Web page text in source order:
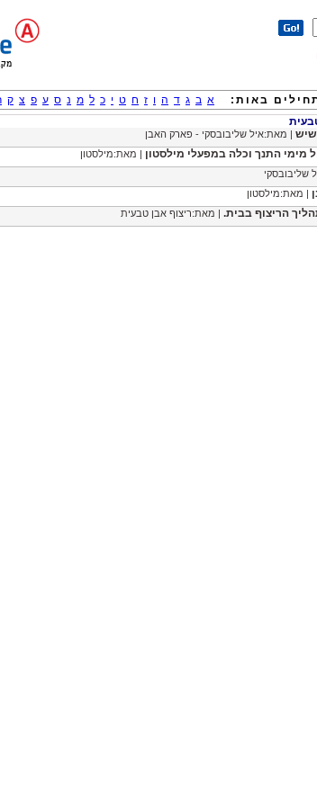
באות: א ב ג ד ה ו ז ח ט י כ ל מ נ ס ע פ צ ק
שיש | מאת:איל שליבובסקי - פארק האבן
מימי התנך וכלה במפעלי מילסטון | מאת:מילסטון
שליבובסקי
| מאת:מילסטון
הריצוף בבית. | מאת:ריצוף אבן טבעית